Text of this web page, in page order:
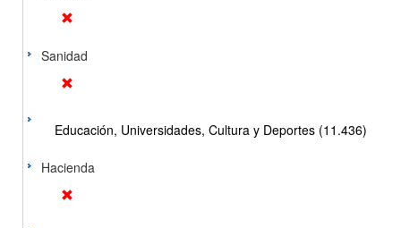
Sanidad
Educación, Universidades, Cultura y Deportes (11.436)
Hacienda